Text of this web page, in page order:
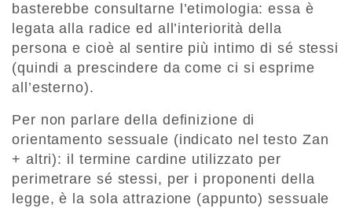
basterebbe consultarne l’etimologia: essa è
legata alla radice ed all’interiorità della
persona e cioè al sentire più intimo di sé stessi
(quindi a prescindere da come ci si esprime
all’esterno).
Per non parlare della definizione di
orientamento sessuale (indicato nel testo Zan
+ altri): il termine cardine utilizzato per
perimetrare sé stessi, per i proponenti della
legge, è la sola attrazione (appunto) sessuale